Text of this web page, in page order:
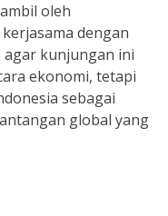
oleh
dengan
kunjungan ini
ekonomi, tetapi
sebagai
global yang